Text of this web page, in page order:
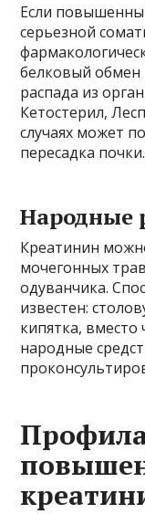
Если
серьезной
белковый обмен
распада из
Кетостерил,
случаях может
пересадка почки.
Народные
Креатинин
мочегонных
одуванчика.
известен:
кипятка, вместо
народные